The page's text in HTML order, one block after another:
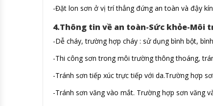
-Đặt lon sơn ở vị trí thẳng đứng an toàn và đậy
4.Thông tin về an toàn-Sức khỏe-Môi
-Dễ cháy, trường hợp cháy : sử dụng bình bột,
-Thi công sơn trong môi trường thông thoáng,
-Tránh sơn tiếp xúc trực tiếp với da.Trường hợp
-Tránh sơn văng vào mắt. Trường hợp sơn văng